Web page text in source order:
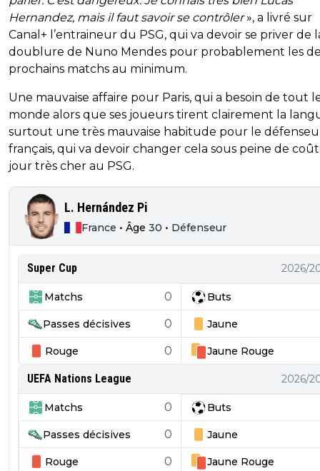
Hernandez, mais il faut savoir se contrôler», a livré sur
Canal+ l’entraineur du PSG, qui va devoir se priver de
doublure de Nuno Mendes pour probablement les
prochains matchs au minimum.
Une mauvaise affaire pour Paris, qui a besoin de tout
monde alors que ses joueurs tirent clairement la
surtout une très mauvaise habitude pour le
français, qui va devoir changer cela sous peine de
jour très cher au PSG.
L. Hernández Pi
France • Âge 30 • Défenseur
Super Cup 2026/
Matchs 0 Buts
Passes décisives 0 Jaune
Rouge 0 Jaune Rouge
UEFA Nations League 2026/
Matchs 0 Buts
Passes décisives 0 Jaune
Rouge 0 Jaune Rouge